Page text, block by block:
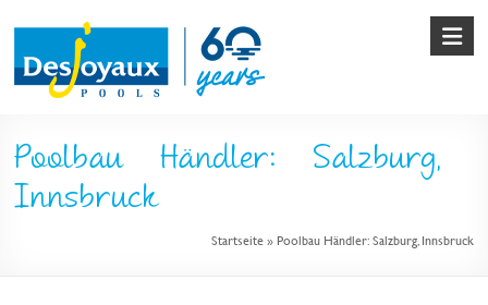
content
&
Poolbau
Poolbau Händler: Salzburg,
Innsbruck
Startseite»Poolbau Händler: Salzburg, Innsbruck